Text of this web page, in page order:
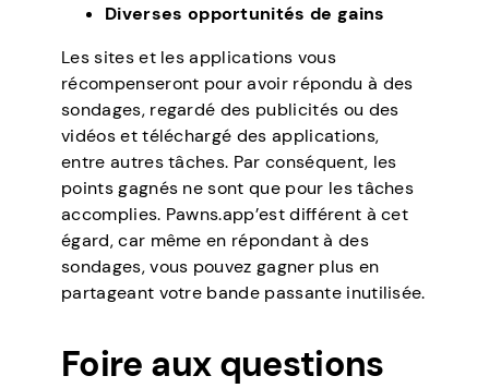
Diverses opportunités de gains
Les sites et les applications vous
récompenseront pour avoir répondu à des
sondages, regardé des publicités ou des
vidéos et téléchargé des applications,
entre autres tâches. Par conséquent, les
points gagnés ne sont que pour les tâches
accomplies. Pawns.app’est différent à cet
égard, car même en répondant à des
sondages, vous pouvez gagner plus en
partageant votre bande passante inutilisée.
Foire aux questions